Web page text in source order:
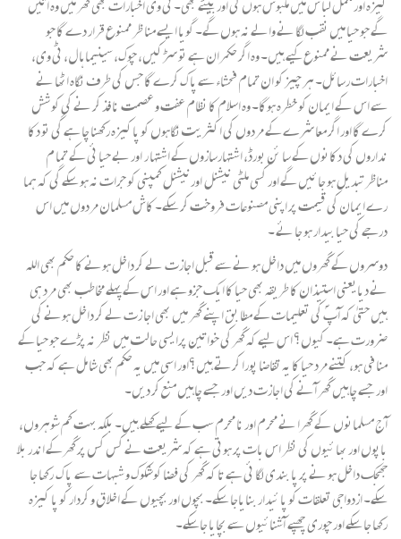
گے جو حیا میں نقب لگا نے والے نہ ہوں گے۔ گویا ایسے منا ظر ممنوع قرار دے گا جو
شریعت نے ممنوع کیے ہیں۔ وہ اگر حکمران ہے تو سڑکیں، چوک، سینیما ہا ل، ٹی وی،
اخبارات رسائل۔ ہر چیز کو ان تمام فحشاء سے پا ک کرے گا جس کی طرف نگاہ اٹھا نے
سے اس کے ایمان کو خطرہ ہوگا۔ وہ اسلام کا نظام عفت و عصمت نا فذ کر نے کی کو شش
کرے گا اور اگر معا شرے کے مردوں کی اکثریت نگاہوں کو پاکیزہ رکھنا چا ہے گی تو دکا
نداروں کی دکانوں کے سا ئن بورڈ، اشتہارسازوں کے اشتہا ر اور بے حیا ئی کے تما م
مناظرتبدیل ہو جا ئیں گے اور کسی ملٹی نیشنل اورنیشنل کمپنی کو جرات نہ ہو سکے گی کہ ہما
رے ایمان کی قیمت پر اپنی مصنوعات فروخت کر سکے۔ کاش مسلمان مردوں میں اس
درجے کی حیا بیدار ہو جا ئے ۔
دوسروں کے گھروں میں داخل ہو نے سے قبل اجازت لے کر داخل ہونے کا حکم بھی اللہ
نے دیایعنی استیذان کا طریقہ بھی حیا کا ایک جزو ہے اور اس کے پہلے مخاطب بھی مرد ہی
ہیں حتیٰ کہ آپؐ کی تعلیمات کے مطا بق اپنے گھر میں بھی اجا زت لے کر داخل ہونے کی
ضرورت ہے۔ کیوں؟ اس لیے کہ گھرکی خواتین پرایسی حالت میں نظر نہ پڑے جو حیا کے
منا فی ہو، کتنے مرد حیا کا یہ تقاضا پورا کرتے ہیں؟اور اسی میں یہ حکم بھی شا مل ہے کہ جب
اور جسے چاہیں گھر آنے کی اجازت دیں اور جسے چاہیں منع کر دیں۔
آج مسلمانوں کے گھرا نے محرم اور نا محرم سب کے لیے کھلے ہیں۔ بلکہ بہت کم شوہروں،
باپوں اور بھا ئیوں کی نظر اس بات پر ہوتی ہے کہ شریعت نے کس کس پر گھرکے اندر بلا
جھجک داخل ہو نے پر پا بندی لگا ئی ہے تا کہ گھر کی فضا کوشکوک و شبہات سے پا ک رکھا جا
سکے۔ ازدواجی تعلقات کو پا ئیدار بنایاجا سکے۔ بچوں اور بچیوں کے اخلا ق و کردار کو پا کیزہ
رکھا جا سکے اور چوری چھپے آشنائیوں سے بچایا جاسکے۔